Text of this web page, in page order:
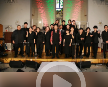
テクノロジー・ガ
映像・映画
ビジネス・起業